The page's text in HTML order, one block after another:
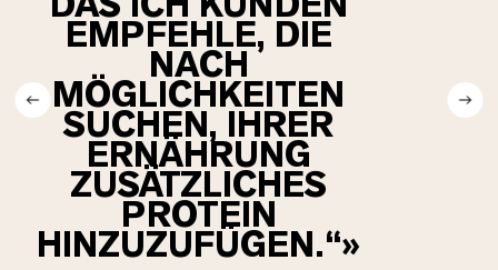
EMPFEHLE, DIE
NACH
MÖGLICHKEITEN
SUCHEN, IHRER
ERNÄHRUNG
ZUSÄTZLICHES
PROTEIN
HINZUZUFÜGEN.“